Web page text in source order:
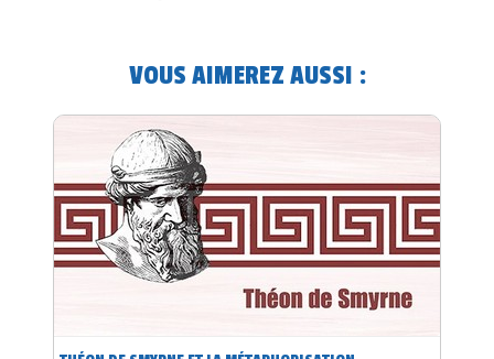
VOUS AIMEREZ AUSSI :